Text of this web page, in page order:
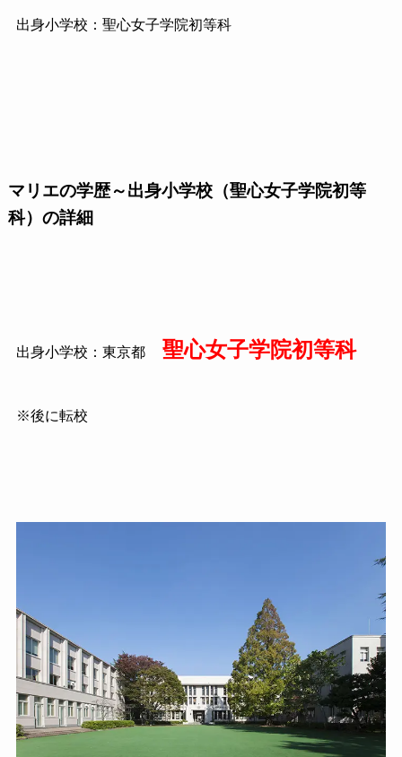
出身小学校：聖心女子学院初等科
マリエの学歴～出身小学校（聖心女子学院初等
科）の詳細
出身小学校：東京都 聖心女子学院初等科
※後に転校